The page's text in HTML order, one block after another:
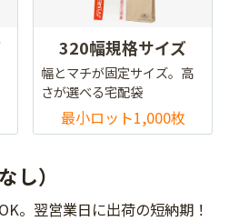
320幅規格サイズ
幅とマチが固定サイズ。高
さが選べる宅配袋
最小ロット1,000枚
し）
。翌営業日に出荷の短納期！